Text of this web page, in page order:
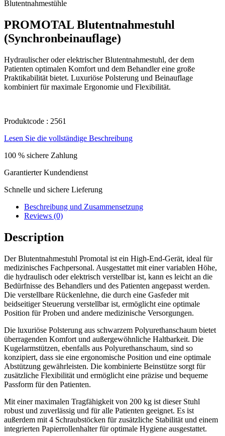
Blutentnahmestühle
PROMOTAL Blutentnahmestuhl
(Synchronbeinauflage)
Hydraulischer oder elektrischer Blutentnahmestuhl, der dem
Patienten optimalen Komfort und dem Behandler eine große
Praktikabilität bietet. Luxuriöse Polsterung und Beinauflage
kombiniert für maximale Ergonomie und Flexibilität.
Produktcode : 2561
Lesen Sie die vollständige Beschreibung
100 % sichere Zahlung
Garantierter Kundendienst
Schnelle und sichere Lieferung
Beschreibung und Zusammensetzung
Reviews (0)
Description
Der Blutentnahmestuhl Promotal ist ein High-End-Gerät, ideal für
medizinisches Fachpersonal. Ausgestattet mit einer variablen Höhe,
die hydraulisch oder elektrisch verstellbar ist, kann es leicht an die
Bedürfnisse des Behandlers und des Patienten angepasst werden.
Die verstellbare Rückenlehne, die durch eine Gasfeder mit
beidseitiger Steuerung verstellbar ist, ermöglicht eine optimale
Position für Proben und andere medizinische Versorgungen.
Die luxuriöse Polsterung aus schwarzem Polyurethanschaum bietet
überragenden Komfort und außergewöhnliche Haltbarkeit. Die
Kugelarmstützen, ebenfalls aus Polyurethanschaum, sind so
konzipiert, dass sie eine ergonomische Position und eine optimale
Abstützung gewährleisten. Die kombinierte Beinstütze sorgt für
zusätzliche Flexibilität und ermöglicht eine präzise und bequeme
Passform für den Patienten.
Mit einer maximalen Tragfähigkeit von 200 kg ist dieser Stuhl
robust und zuverlässig und für alle Patienten geeignet. Es ist
außerdem mit 4 Schraubstöcken für zusätzliche Stabilität und einem
integrierten Papierrollenhalter für optimale Hygiene ausgestattet.